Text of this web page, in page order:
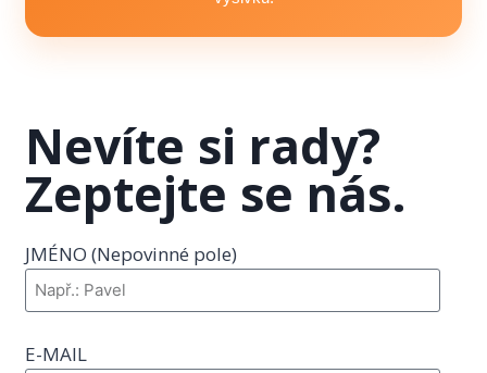
Nevíte si rady?
Zeptejte se nás.
JMÉNO (Nepovinné pole)
E-MAIL